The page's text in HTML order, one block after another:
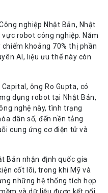
nghiệp Nhật Bản, Nhật
robot công nghiệp. Năm
khoảng 70% thị phần
AI, liệu ưu thế này còn
ông Ro Gupta, có
dụng robot tại Nhật Bản,
nghệ này, tình trạng
dân số, đến nền tảng
cung ứng cơ điện tử và
Bản nhận định quốc gia
cốt lõi, trong khi Mỹ và
những hệ thống tích hợp